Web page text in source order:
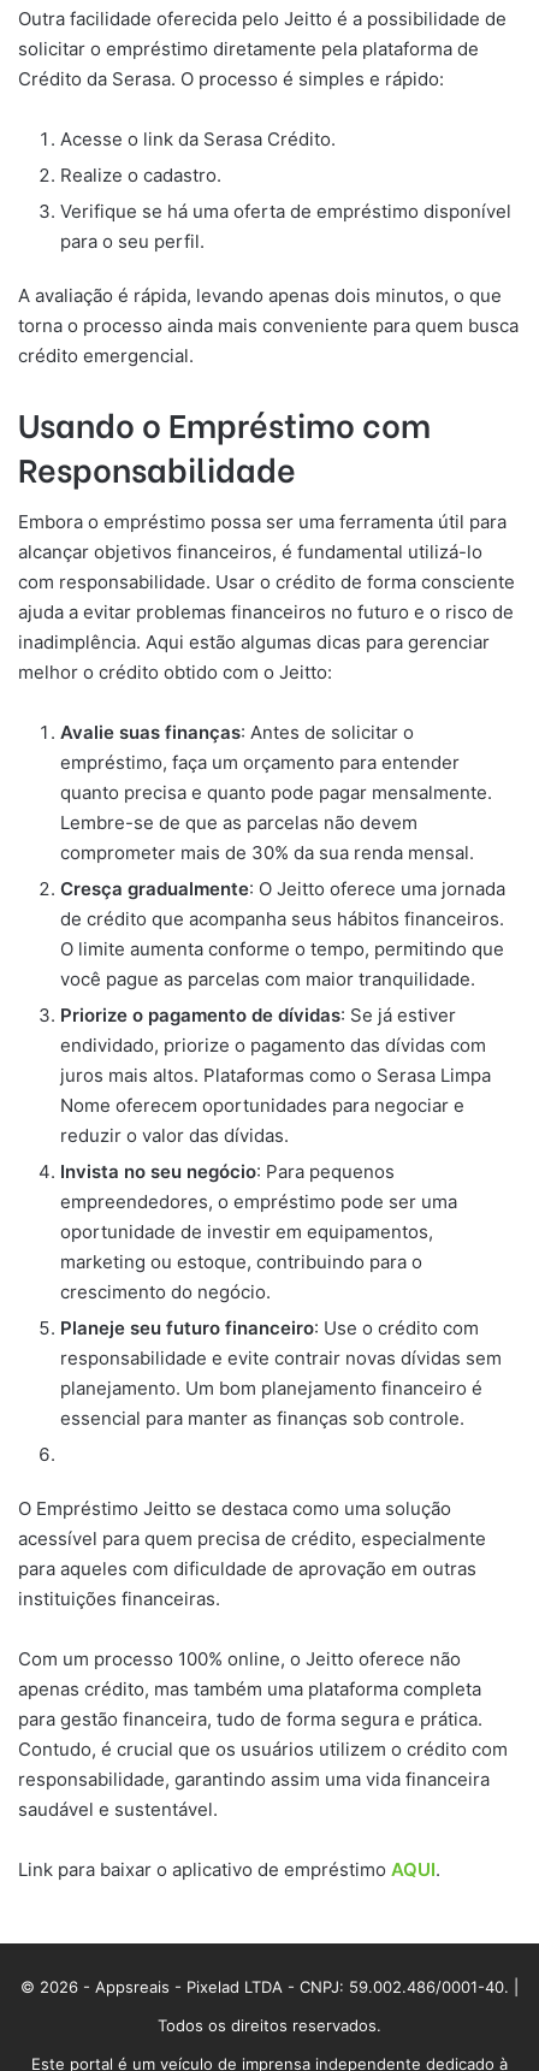
Outra facilidade oferecida pelo Jeitto é a possibilidade de
solicitar o empréstimo diretamente pela plataforma de
Crédito da Serasa. O processo é simples e rápido:
Acesse o link da Serasa Crédito.
Realize o cadastro.
Verifique se há uma oferta de empréstimo disponível
para o seu perfil.
A avaliação é rápida, levando apenas dois minutos, o que
torna o processo ainda mais conveniente para quem busca
crédito emergencial.
Usando o Empréstimo com
Responsabilidade
Embora o empréstimo possa ser uma ferramenta útil para
alcançar objetivos financeiros, é fundamental utilizá-lo
com responsabilidade. Usar o crédito de forma consciente
ajuda a evitar problemas financeiros no futuro e o risco de
inadimplência. Aqui estão algumas dicas para gerenciar
melhor o crédito obtido com o Jeitto:
Avalie suas finanças: Antes de solicitar o
empréstimo, faça um orçamento para entender
quanto precisa e quanto pode pagar mensalmente.
Lembre-se de que as parcelas não devem
comprometer mais de 30% da sua renda mensal.
Cresça gradualmente: O Jeitto oferece uma jornada
de crédito que acompanha seus hábitos financeiros.
O limite aumenta conforme o tempo, permitindo que
você pague as parcelas com maior tranquilidade.
Priorize o pagamento de dívidas: Se já estiver
endividado, priorize o pagamento das dívidas com
juros mais altos. Plataformas como o Serasa Limpa
Nome oferecem oportunidades para negociar e
reduzir o valor das dívidas.
Invista no seu negócio: Para pequenos
empreendedores, o empréstimo pode ser uma
oportunidade de investir em equipamentos,
marketing ou estoque, contribuindo para o
crescimento do negócio.
Planeje seu futuro financeiro: Use o crédito com
responsabilidade e evite contrair novas dívidas sem
planejamento. Um bom planejamento financeiro é
essencial para manter as finanças sob controle.
O Empréstimo Jeitto se destaca como uma solução
acessível para quem precisa de crédito, especialmente
para aqueles com dificuldade de aprovação em outras
instituições financeiras.
Com um processo 100% online, o Jeitto oferece não
apenas crédito, mas também uma plataforma completa
para gestão financeira, tudo de forma segura e prática.
Contudo, é crucial que os usuários utilizem o crédito com
responsabilidade, garantindo assim uma vida financeira
saudável e sustentável.
Link para baixar o aplicativo de empréstimo AQUI.
© 2026 - Appsreais - Pixelad LTDA - CNPJ: 59.002.486/0001-40. |
Todos os direitos reservados.
Este portal é um veículo de imprensa independente dedicado à